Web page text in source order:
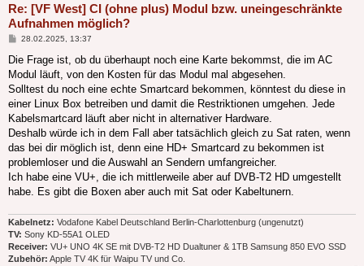
Re: [VF West] CI (ohne plus) Modul bzw. uneingeschränkte
Aufnahmen möglich?
Beitrag
28.02.2025, 13:37
Die Frage ist, ob du überhaupt noch eine Karte bekommst, die im AC
Modul läuft, von den Kosten für das Modul mal abgesehen.
Solltest du noch eine echte Smartcard bekommen, könntest du diese in
einer Linux Box betreiben und damit die Restriktionen umgehen. Jede
Kabelsmartcard läuft aber nicht in alternativer Hardware.
Deshalb würde ich in dem Fall aber tatsächlich gleich zu Sat raten, wenn
das bei dir möglich ist, denn eine HD+ Smartcard zu bekommen ist
problemloser und die Auswahl an Sendern umfangreicher.
Ich habe eine VU+, die ich mittlerweile aber auf DVB-T2 HD umgestellt
habe. Es gibt die Boxen aber auch mit Sat oder Kabeltunern.
Kabelnetz: Vodafone Kabel Deutschland Berlin-Charlottenburg (ungenutzt)
TV: Sony KD-55A1 OLED
Receiver: VU+ UNO 4K SE mit DVB-T2 HD Dualtuner & 1TB Samsung 850 EVO SSD
Zubehör: Apple TV 4K für Waipu TV und Co.